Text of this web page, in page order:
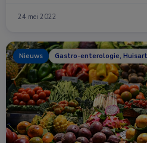
24 mei 2022
Nieuws Gastro-enterologie,